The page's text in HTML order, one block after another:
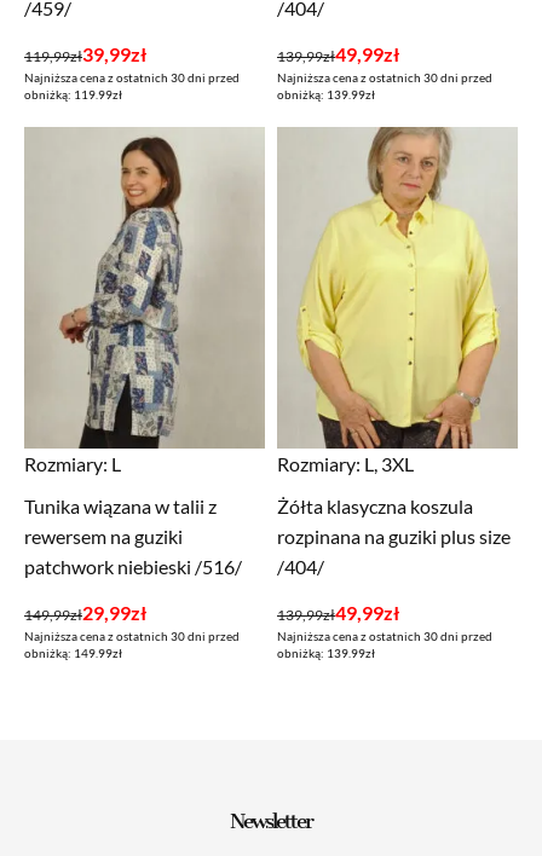
/459/
119,99zł
Pierwotna
cena
39,99zł
Aktualna
cena
Najniższa cena z ostatnich 30 dni przed
obniżką: 119.99zł
/404/
139,99zł
Pierwotna
cena
49,99zł
Aktualna
cena
Najniższa cena z ostatnich 30 dni przed
obniżką: 139.99zł
Rozmiary: L
Tunika wiązana w talii z
rewersem na guziki
patchwork niebieski /516/
149,99zł
Pierwotna
cena
29,99zł
Aktualna
cena
Najniższa cena z ostatnich 30 dni przed
obniżką: 149.99zł
Rozmiary: L, 3XL
Żółta klasyczna koszula
rozpinana na guziki plus size
/404/
139,99zł
Pierwotna
cena
49,99zł
Aktualna
cena
Najniższa cena z ostatnich 30 dni przed
obniżką: 139.99zł
Newsletter